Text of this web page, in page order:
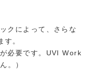
クによって、さらな
す。
必要です。UVI Work
。）